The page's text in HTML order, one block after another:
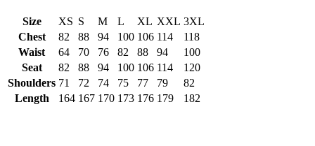
Size XS S M L XL XXL 3XL
Chest
82 88 94 100 106 114
118
Waist
64 70 76 82 88 94
100
Seat
82 88 94 100 106 114
120
Shoulders 71 72 74 75 77 79
82
Length
164 167 170 173 176 179 182